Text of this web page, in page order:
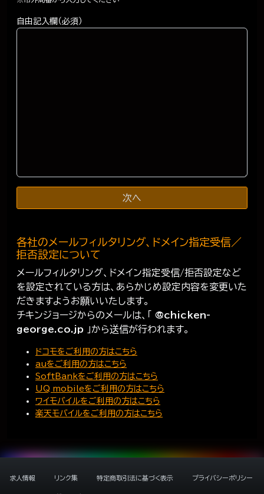
自由記入欄（必須）
各社のメールフィルタリング、ドメイン指定受信／
拒否設定について
メールフィルタリング、ドメイン指定受信/拒否設定など
を設定されている方は、あらかじめ設定内容を変更いた
だきますようお願いいたします。
チキンジョージからのメールは、「 @chicken-
george.co.jp 」から送信が行われます。
ドコモをご利用の方はこちら
auをご利用の方はこちら
SoftBankをご利用の方はこちら
UQ mobileをご利用の方はこちら
ワイモバイルをご利用の方はこちら
楽天モバイルをご利用の方はこちら
求人情報 リンク集 特定商取引法に基づく表示 プライバシーポリシー